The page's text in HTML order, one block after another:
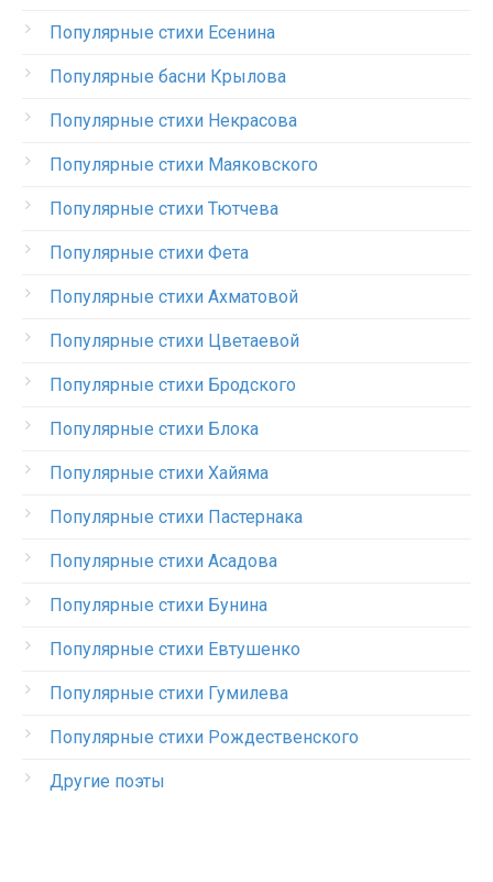
Популярные стихи Есенина
Популярные басни Крылова
Популярные стихи Некрасова
Популярные стихи Маяковского
Популярные стихи Тютчева
Популярные стихи Фета
Популярные стихи Ахматовой
Популярные стихи Цветаевой
Популярные стихи Бродского
Популярные стихи Блока
Популярные стихи Хайяма
Популярные стихи Пастернака
Популярные стихи Асадова
Популярные стихи Бунина
Популярные стихи Евтушенко
Популярные стихи Гумилева
Популярные стихи Рождественского
Другие поэты